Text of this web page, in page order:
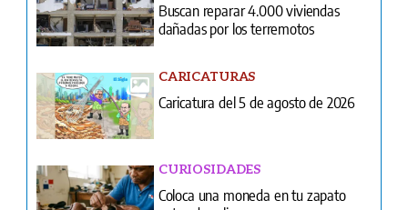
Caricatura del 5 de agosto de 2026
CURIOSIDADES
Coloca una moneda en tu zapato
FARÁNDULA
Exposición de caricaturas sobre Donald